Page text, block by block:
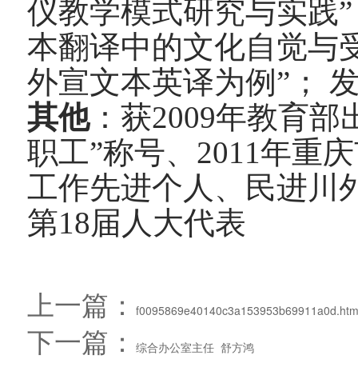
仪教学模式研究与实践
本翻译中的文化自觉
外宣文本英译为例”；
其他：获2009年教育部
职工”称号、2011年重
工作先进个人、民进川
第18届人大代表
上一篇：
下一篇：综合办公室主任 舒方鸿